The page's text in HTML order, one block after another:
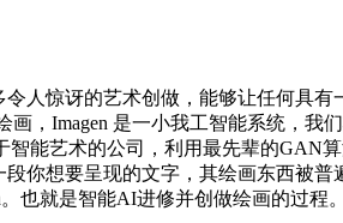
惊讶的艺术创做，能够让任何具有
，Imagen 是一小我工智能系统，我
能艺术的公司，利用最先辈的GAN
你想要呈现的文字，其绘画东西被普
也就是智能AI进修并创做绘画的过程